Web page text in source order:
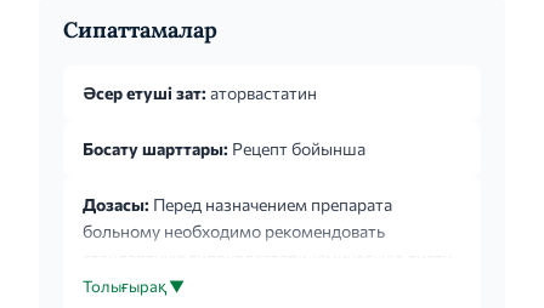
Сипаттамалар
Әсер етуші зат: аторвастатин
Босату шарттары: Рецепт бойынша
Дозасы: Перед назначением препарата
больному необходимо рекомендовать
которую он должен продолжать соблюдать в
Толығырақ ▼